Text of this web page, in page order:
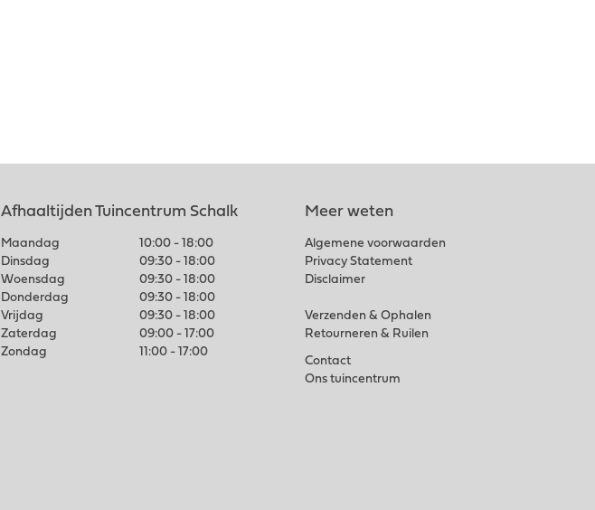
Afhaaltijden Tuincentrum Schalk
Maandag
10:00 - 18:00
Dinsdag
09:30 - 18:00
Woensdag
09:30 - 18:00
Donderdag
09:30 - 18:00
Vrijdag
09:30 - 18:00
Zaterdag
09:00 - 17:00
Zondag
11:00 - 17:00
Meer weten
Algemene voorwaarden
Privacy Statement
Disclaimer
Verzenden & Ophalen
Retourneren & Ruilen
Contact
Ons tuincentrum